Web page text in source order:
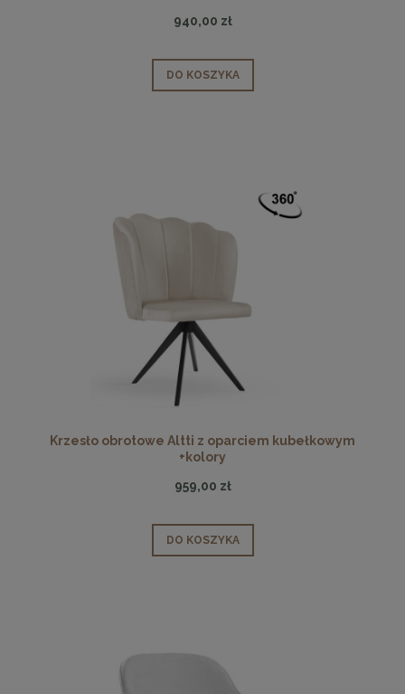
940,00 zł
DO KOSZYKA
Krzesło obrotowe Altti z oparciem kubełkowym
+kolory
959,00 zł
DO KOSZYKA